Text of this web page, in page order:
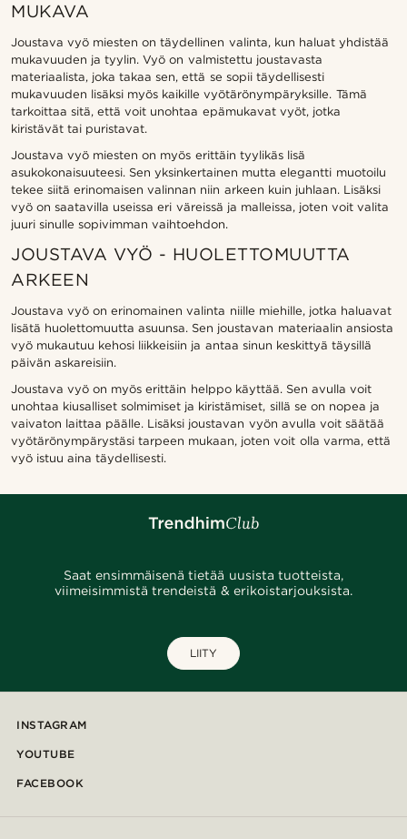
MUKAVA
Joustava vyö miesten on täydellinen valinta, kun haluat yhdistää
mukavuuden ja tyylin. Vyö on valmistettu joustavasta
materiaalista, joka takaa sen, että se sopii täydellisesti
mukavuuden lisäksi myös kaikille vyötärönympäryksille. Tämä
tarkoittaa sitä, että voit unohtaa epämukavat vyöt, jotka
kiristävät tai puristavat.
Joustava vyö miesten on myös erittäin tyylikäs lisä
asukokonaisuuteesi. Sen yksinkertainen mutta elegantti muotoilu
tekee siitä erinomaisen valinnan niin arkeen kuin juhlaan. Lisäksi
vyö on saatavilla useissa eri väreissä ja malleissa, joten voit valita
juuri sinulle sopivimman vaihtoehdon.
JOUSTAVA VYÖ - HUOLETTOMUUTTA
ARKEEN
Joustava vyö on erinomainen valinta niille miehille, jotka haluavat
lisätä huolettomuutta asuunsa. Sen joustavan materiaalin ansiosta
vyö mukautuu kehosi liikkeisiin ja antaa sinun keskittyä täysillä
päivän askareisiin.
Joustava vyö on myös erittäin helppo käyttää. Sen avulla voit
unohtaa kiusalliset solmimiset ja kiristämiset, sillä se on nopea ja
vaivaton laittaa päälle. Lisäksi joustavan vyön avulla voit säätää
vyötärönympärystäsi tarpeen mukaan, joten voit olla varma, että
vyö istuu aina täydellisesti.
Saat ensimmäisenä tietää uusista tuotteista,
viimeisimmistä trendeistä & erikoistarjouksista.
LIITY
INSTAGRAM
YOUTUBE
FACEBOOK